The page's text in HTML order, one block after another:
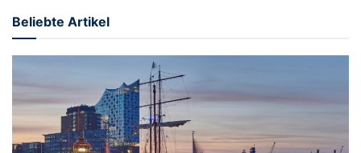
Beliebte Artikel